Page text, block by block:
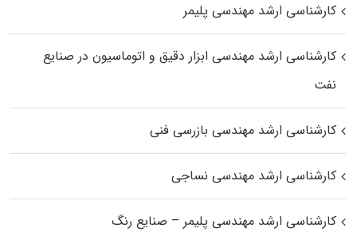
کارشناسی ارشد مهندسی پلیمر
کارشناسی ارشد مهندسی ابزار دقیق و اتوماسیون در صنایع
نفت
کارشناسی ارشد مهندسی بازرسی فنی
کارشناسی ارشد مهندسی نساجی
کارشناسی ارشد مهندسی پلیمر – صنایع رنگ